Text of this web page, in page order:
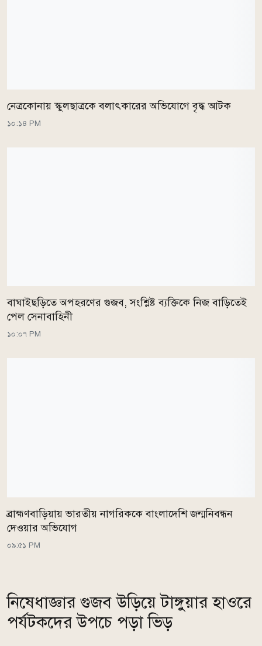
নেত্রকোনায় স্কুলছাত্রকে বলাৎকারের অভিযোগে বৃদ্ধ আটক
১০:১৪ PM
বাঘাইছড়িতে অপহরণের গুজব, সংশ্লিষ্ট ব্যক্তিকে নিজ বাড়িতেই
পেল সেনাবাহিনী
১০:০৭ PM
ব্রাহ্মণবাড়িয়ায় ভারতীয় নাগরিককে বাংলাদেশি জন্মনিবন্ধন
দেওয়ার অভিযোগ
০৯:৫১ PM
নিষেধাজ্ঞার গুজব উড়িয়ে টাঙ্গুয়ার হাওরে
পর্যটকদের উপচে পড়া ভিড়